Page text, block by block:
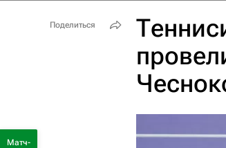
Поделиться
Матч-